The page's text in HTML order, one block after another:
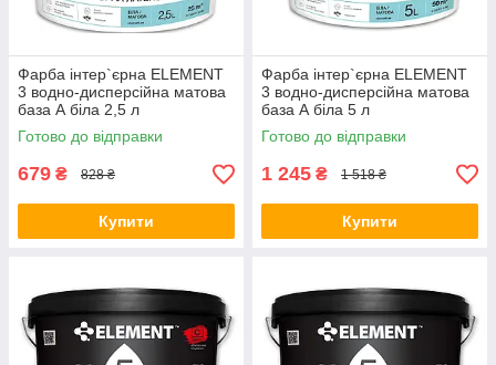
Фарба інтер`єрна ELEMENT
3 водно-дисперсійна матова
база А біла 2,5 л
Готово до відправки
679 ₴ 828 ₴
Купити
Фарба інтер`єрна ELEMENT
3 водно-дисперсійна матова
база А біла 5 л
Готово до відправки
1 245 ₴ 1 518 ₴
Купити